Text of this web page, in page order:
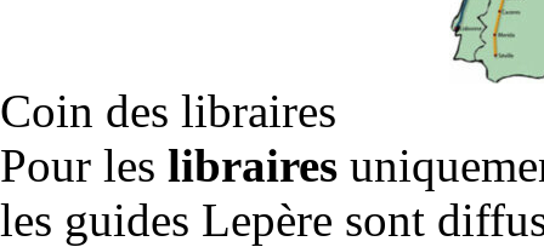
Coin des libraires
Pour les libraires
les guides Lepère sont